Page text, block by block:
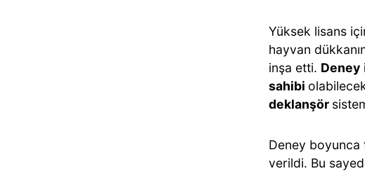
Yüksek lisans
hayvan
inşa etti. Deney
sahibi
deklanşör
Deney boyunca
verildi. Bu